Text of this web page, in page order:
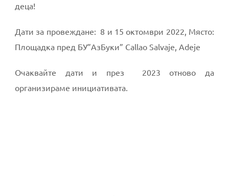
деца!
Дати за провеждане: 8 и 15 октомври 2022, Място:
Площадка пред БУ”АзБуки” Callao Salvaje, Adeje
Очаквайте дати и през 2023 отново да
организираме инициативата.